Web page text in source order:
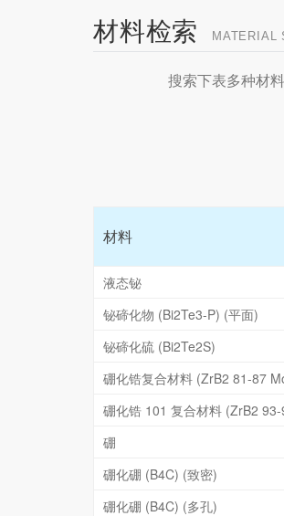
材料检索 MATERIAL
搜索下表多种材
材料
液态铋
铋碲化物 (Bi2Te3-P) (平面)
铋碲化硫 (Bi2Te2S)
硼化锆复合材料 (ZrB2 81-87
硼化锆 101 复合材料 (ZrB2
硼
硼化硼 (B4C) (致密)
硼化硼 (B4C) (多孔)